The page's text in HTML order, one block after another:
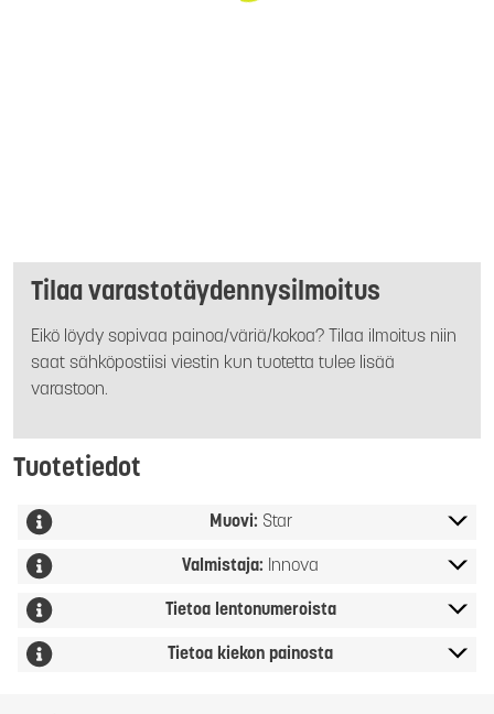
Tilaa varastotäydennysilmoitus
Eikö löydy sopivaa painoa/väriä/kokoa? Tilaa ilmoitus niin
saat sähköpostiisi viestin kun tuotetta tulee lisää
varastoon.
Tuotetiedot
Muovi: Star
Valmistaja: Innova
Tietoa lentonumeroista
Tietoa kiekon painosta